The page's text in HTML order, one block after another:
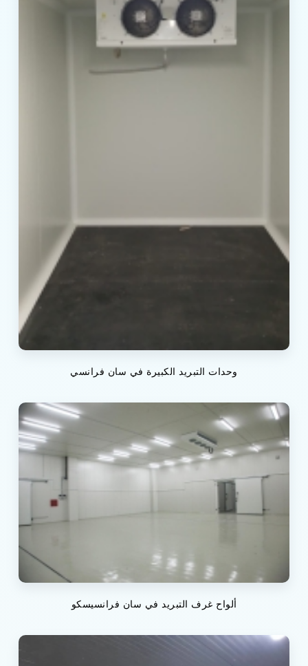
وحدات التبريد الكبيرة في سان فرانسي
ألواح غرف التبريد في سان فرانسيسكو